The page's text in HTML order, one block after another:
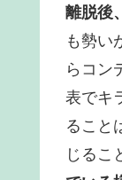
離脱後
も勢い
らコン
表でキ
ること
じるこ